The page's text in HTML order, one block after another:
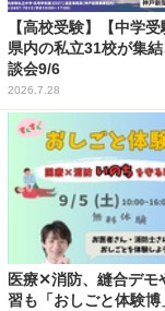
【高校受験】【中学
県内の私立31校が集
談会9/6
2026.7.28
医療✕消防、縫合デモ
習も「おしごと体験博